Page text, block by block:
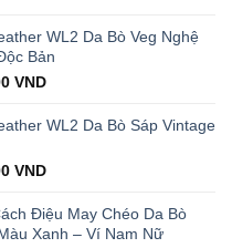
VND.
is:
429.000 VND.
WL2 Da Bò Veg Nghệ
Bản
VND.
VNDCurrent
is:
WL2 Da Bò Sáp Vintage
VND.
VNDCurrent
is:
399.000 VND.
Điệu May Chéo Da Bò
Xanh – Ví Nam Nữ